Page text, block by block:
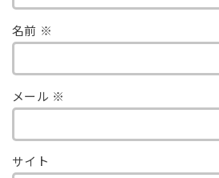
名前 ※
メール ※
サイト